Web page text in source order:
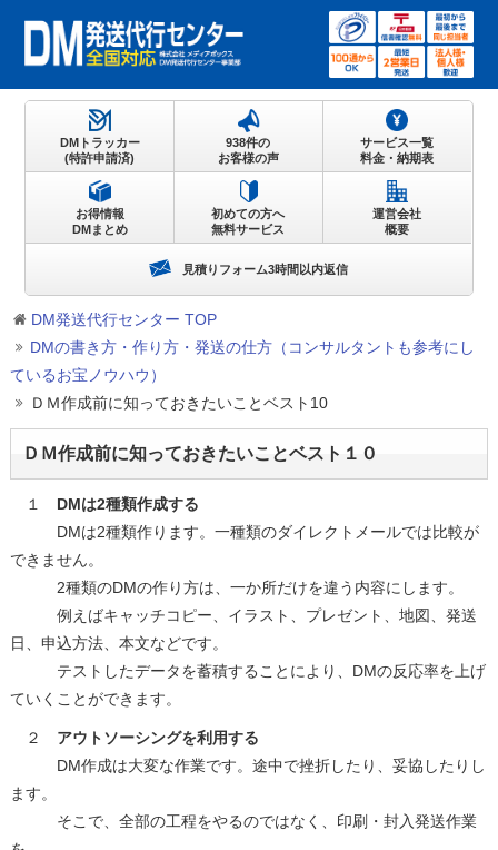
DM発送代行センター TOP
DMの書き方・作り方・発送の仕方（コンサルタントも参考にし
ているお宝ノウハウ）
ＤＭ作成前に知っておきたいことベスト10
ＤＭ作成前に知っておきたいことベスト１０
１ DMは2種類作成する
DMは2種類作ります。一種類のダイレクトメールでは比較が
できません。
2種類のDMの作り方は、一か所だけを違う内容にします。
例えばキャッチコピー、イラスト、プレゼント、地図、発送
日、申込方法、本文などです。
テストしたデータを蓄積することにより、DMの反応率を上げ
ていくことができます。
２ アウトソーシングを利用する
DM作成は大変な作業です。途中で挫折したり、妥協したりし
ます。
そこで、全部の工程をやるのではなく、印刷・封入発送作業
DMトラッカー
(特許申請済)
938件の
お客様の声
サービス一覧
料金・納期表
お得情報
DMまとめ
初めての方へ
無料サービス
運営会社
概要
見積りフォーム3時間以内返信